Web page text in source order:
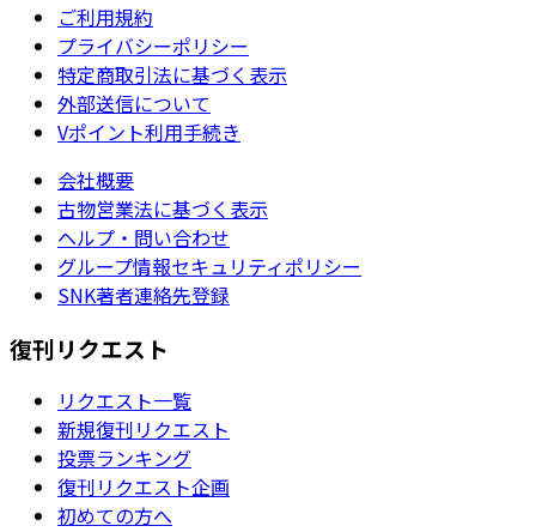
ご利用規約
プライバシーポリシー
特定商取引法に基づく表示
外部送信について
Vポイント利用手続き
会社概要
古物営業法に基づく表示
ヘルプ・問い合わせ
グループ情報セキュリティポリシー
SNK著者連絡先登録
復刊リクエスト
リクエスト一覧
新規復刊リクエスト
投票ランキング
復刊リクエスト企画
初めての方へ